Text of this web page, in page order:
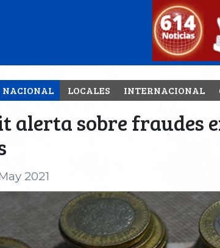
NACIONAL LOCALES INTERNACIONAL
alerta sobre fraudes
2021